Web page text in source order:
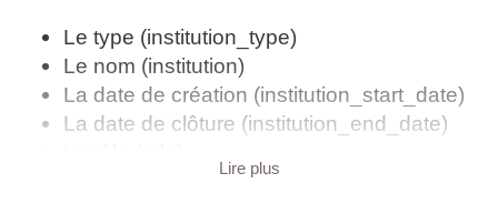
Le type (institution_type)
Le nom (institution)
La date de création (institution_start_date)
La date de clôture (institution_end_date)
La précision sur le rôle (role_section)
Lire plus